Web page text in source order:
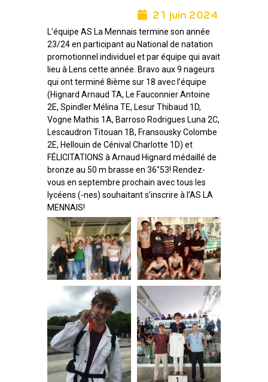
21 juin 2024
L’équipe AS La Mennais termine son année
23/24 en participant au National de natation
promotionnel individuel et par équipe qui avait
lieu à Lens cette année. Bravo aux 9 nageurs
qui ont terminé 8ième sur 18 avec l’équipe
(Hignard Arnaud TA, Le Fauconnier Antoine
2E, Spindler Mélina TE, Lesur Thibaud 1D,
Vogne Mathis 1A, Barroso Rodrigues Luna 2C,
Lescaudron Titouan 1B, Fransousky Colombe
2E, Hellouin de Cénival Charlotte 1D) et
FÉLICITATIONS à Arnaud Hignard médaillé de
bronze au 50 m brasse en 36″53! Rendez-
vous en septembre prochain avec tous les
lycéens (-nes) souhaitant s’inscrire à l’AS LA
MENNAIS!